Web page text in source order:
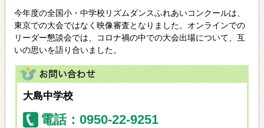
今年度の全国小・中学校リズムダンスふれあいコンクールは、
東京での大会ではなく映像審査となりました。オンラインでの
リーダー懇談会では、コロナ禍の中での大会出場について、互
いの思いを語り合いました。
大島中学校
電話：0950-22-9251